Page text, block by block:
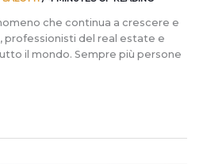
che continua a crescere e
professionisti del real estate e
il mondo. Sempre più persone